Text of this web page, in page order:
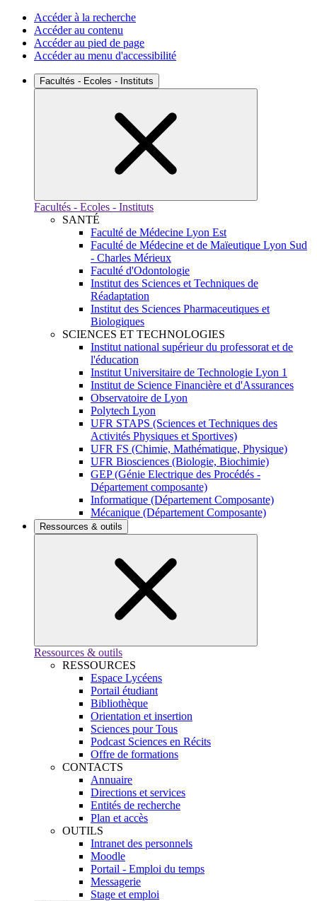
Accéder à la recherche
Accéder au contenu
Accéder au pied de page
Accéder au menu d'accessibilité
Facultés - Ecoles - Instituts
Facultés - Ecoles - Instituts
SANTÉ
Faculté de Médecine Lyon Est
Faculté de Médecine et de Maïeutique Lyon Sud
- Charles Mérieux
Faculté d'Odontologie
Institut des Sciences et Techniques de
Réadaptation
Institut des Sciences Pharmaceutiques et
Biologiques
SCIENCES ET TECHNOLOGIES
Institut national supérieur du professorat et de
l'éducation
Institut Universitaire de Technologie Lyon 1
Institut de Science Financière et d'Assurances
Observatoire de Lyon
Polytech Lyon
UFR STAPS (Sciences et Techniques des
Activités Physiques et Sportives)
UFR FS (Chimie, Mathématique, Physique)
UFR Biosciences (Biologie, Biochimie)
GEP (Génie Electrique des Procédés -
Département composante)
Informatique (Département Composante)
Mécanique (Département Composante)
Ressources & outils
Ressources & outils
RESSOURCES
Espace Lycéens
Portail étudiant
Bibliothèque
Orientation et insertion
Sciences pour Tous
Podcast Sciences en Récits
Offre de formations
CONTACTS
Annuaire
Directions et services
Entités de recherche
Plan et accès
OUTILS
Intranet des personnels
Moodle
Portail - Emploi du temps
Messagerie
Stage et emploi